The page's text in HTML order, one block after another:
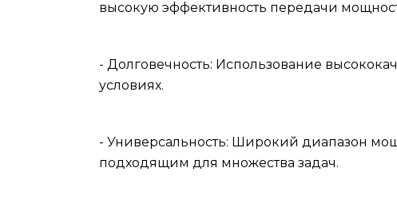
высокую эффективность передачи
- Долговечность: Использование
условиях.
- Универсальность: Широкий диапазон
подходящим для множества задач.